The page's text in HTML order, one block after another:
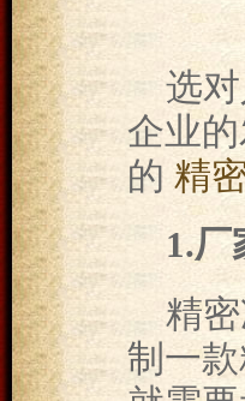
选
企业
的 精
1.厂
精
制一